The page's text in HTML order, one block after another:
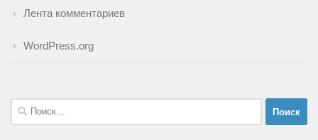
Лента комментариев
WordPress.org
Найти: